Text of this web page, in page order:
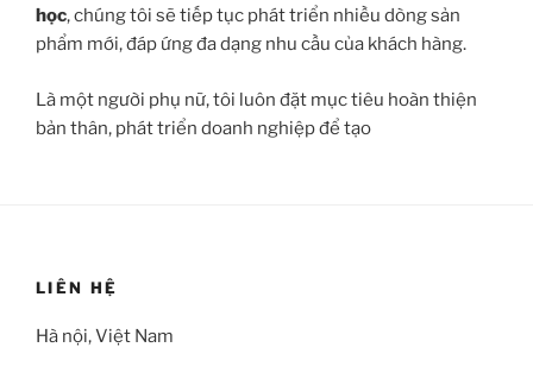
học, chúng tôi sẽ tiếp tục phát triển nhiều dòng sản
phẩm mới, đáp ứng đa dạng nhu cầu của khách hàng.
Là một người phụ nữ, tôi luôn đặt mục tiêu hoàn thiện
bản thân, phát triển doanh nghiệp để tạo
LIÊN HỆ
Hà nội, Việt Nam